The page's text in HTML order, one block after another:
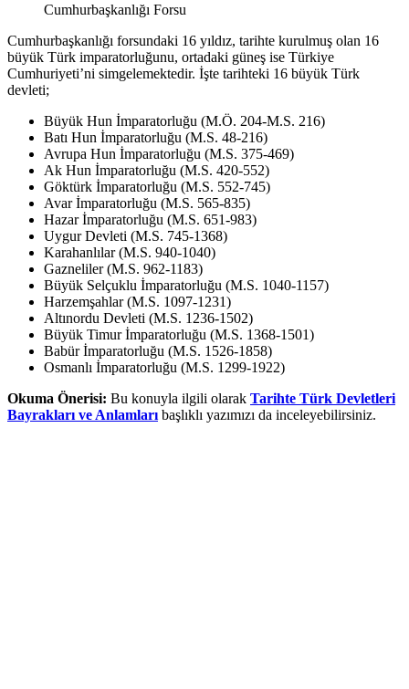
Cumhurbaşkanlığı Forsu
Cumhurbaşkanlığı forsundaki 16 yıldız, tarihte kurulmuş olan 16
büyük Türk imparatorluğunu, ortadaki güneş ise Türkiye
Cumhuriyeti’ni simgelemektedir. İşte tarihteki 16 büyük Türk
devleti;
Büyük Hun İmparatorluğu (M.Ö. 204-M.S. 216)
Batı Hun İmparatorluğu (M.S. 48-216)
Avrupa Hun İmparatorluğu (M.S. 375-469)
Ak Hun İmparatorluğu (M.S. 420-552)
Göktürk İmparatorluğu (M.S. 552-745)
Avar İmparatorluğu (M.S. 565-835)
Hazar İmparatorluğu (M.S. 651-983)
Uygur Devleti (M.S. 745-1368)
Karahanlılar (M.S. 940-1040)
Gazneliler (M.S. 962-1183)
Büyük Selçuklu İmparatorluğu (M.S. 1040-1157)
Harzemşahlar (M.S. 1097-1231)
Altınordu Devleti (M.S. 1236-1502)
Büyük Timur İmparatorluğu (M.S. 1368-1501)
Babür İmparatorluğu (M.S. 1526-1858)
Osmanlı İmparatorluğu (M.S. 1299-1922)
Okuma Önerisi: Bu konuyla ilgili olarak Tarihte Türk Devletleri
Bayrakları ve Anlamları başlıklı yazımızı da inceleyebilirsiniz.